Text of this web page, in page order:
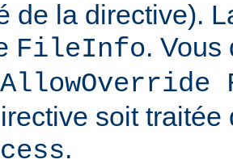
de la directive).
FileInfo. Vous
soit
.